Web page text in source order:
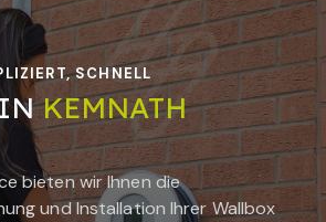
SCHNELL
INKEMNATH
bieten wir Ihnen die
und Installation Ihrer Wallbox